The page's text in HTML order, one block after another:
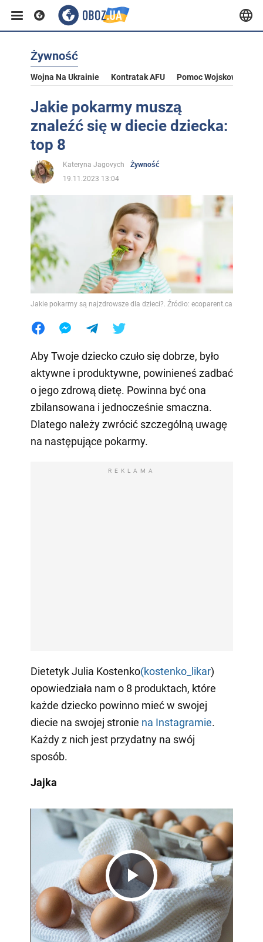
Żywność
Wojna Na Ukrainie Kontratak AFU Pomoc Wojskowa Dla
Jakie pokarmy muszą
znaleźć się w diecie dziecka:
top 8
Kateryna Jagovych
Żywność
19.11.2023 13:04
Jakie pokarmy są najzdrowsze dla dzieci?. Źródło: ecoparent.ca
Aby Twoje dziecko czuło się dobrze, było
aktywne i produktywne, powinieneś zadbać
o jego zdrową dietę. Powinna być ona
zbilansowana i jednocześnie smaczna.
Dlatego należy zwrócić szczególną uwagę
na następujące pokarmy.
REKLAMA
Dietetyk Julia Kostenko(kostenko_likar)
opowiedziała nam o 8 produktach, które
każde dziecko powinno mieć w swojej
diecie na swojej stronie na Instagramie.
Każdy z nich jest przydatny na swój
sposób.
Jajka
Play